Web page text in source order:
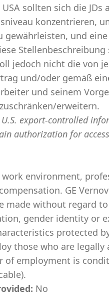
sollten sich die
konzentrieren,
gewährleisten, und
jedoch nicht die von
und/oder gemäß
und seinem
erweitern.
U.S. export-controlled
authorization for
work environment,
GE
made without regard
gender identity or
protected
those who are
of employment is
No